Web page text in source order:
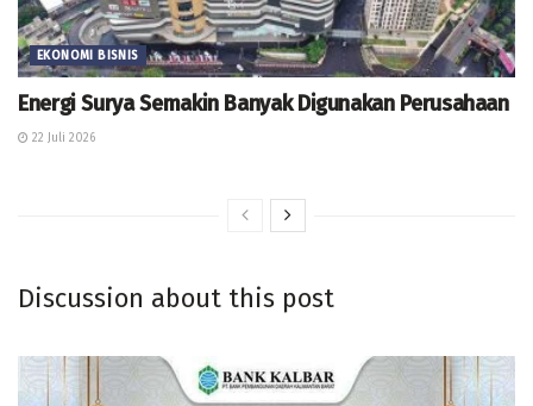
EKONOMI BISNIS
Energi Surya Semakin Banyak Digunakan Perusahaan
22 Juli 2026
Discussion about this post